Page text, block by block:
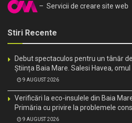
– Servicii de creare site web
Stiri Recente
Debut spectaculos pentru un tânăr
Știința Baia Mare. Salesi Havea,
9 AUGUST 2026
Verificări la eco-insulele din Baia
Primăria cu privire la problemele
9 AUGUST 2026